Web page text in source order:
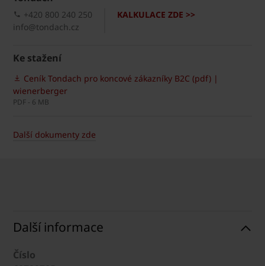
KALKULACE ZDE >>
+420 800 240 250
info@tondach.cz
Ke stažení
Ceník Tondach pro koncové zákazníky B2C (pdf) |
wienerberger
PDF - 6 MB
Další dokumenty zde
Další informace
Číslo